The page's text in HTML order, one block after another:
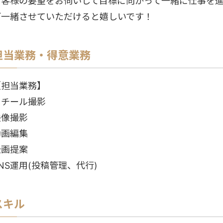
緒させていただけると嬉しいです！
当業務・得意業務
当業務】
ール撮影
撮影
編集
提案
運用(投稿管理、代行)
キル